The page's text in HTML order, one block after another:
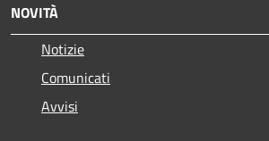
NOVITÀ
Notizie
Comunicati
Avvisi